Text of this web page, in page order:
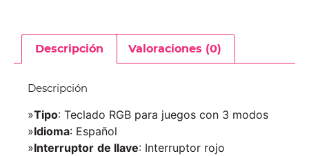
Descripción Valoraciones (0)
Descripción
»Tipo: Teclado RGB para juegos con 3 modos
»Idioma: Español
»Interruptor de llave: Interruptor rojo